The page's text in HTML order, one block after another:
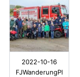
2022-10-16
FJWanderungPl